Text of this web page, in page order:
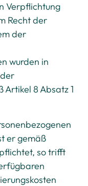
Verpflichtung
Recht der
der
wurden in
8 Absatz 1
er gemäß
so trifft